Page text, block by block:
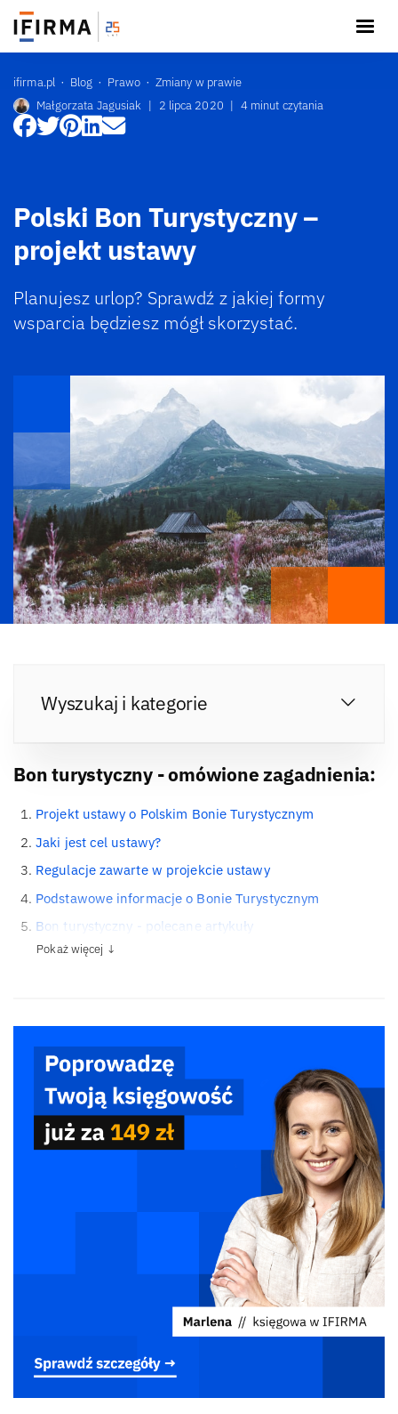
ifirma.pl Blog Prawo
Zmiany w prawie
Małgorzata Jagusiak | 2 lipca 2020 | 4 minut czytania
Polski Bon Turystyczny –
projekt ustawy
Planujesz urlop? Sprawdź z jakiej formy
wsparcia będziesz mógł skorzystać.
Wyszukaj i kategorie
Bon turystyczny - omówione zagadnienia:
Projekt ustawy o Polskim Bonie Turystycznym
Jaki jest cel ustawy?
Regulacje zawarte w projekcie ustawy
Podstawowe informacje o Bonie Turystycznym
Bon turystyczny - polecane artykuły
Pokaż więcej ↓